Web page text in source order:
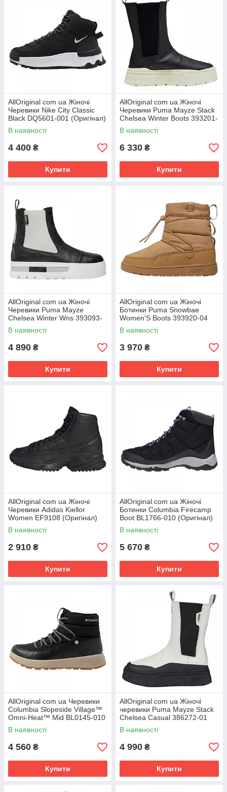
AllOriginal com ua Жіночі
Черевики Nike City Classic
Black DQ5601-001 (Оригінал)
РОЗМІРИ ЗАПИТУЙТЕ
В наявності
4 400 ₴
Купити
AllOriginal com ua Жіночі
Черевики Puma Mayze Stack
Chelsea Winter Boots 393201-
03 (Оригінал) РОЗМІРИ
В наявності
6 330 ₴
Купити
AllOriginal com ua Жіночі
Черевики Puma Mayze
Chelsea Winter Wns 393093-
02 (Оригінал) РОЗМІРИ
ЗАПИТУЙТЕ
В наявності
4 890 ₴
Купити
AllOriginal com ua Жіночі
Ботинки Puma Snowbae
Women'S Boots 393920-04
(Оригінал) РОЗМІРИ
ЗАПИТУЙТЕ
В наявності
3 970 ₴
Купити
AllOriginal com ua Жіночі
Черевики Adidas Kiellor
Women EF9108 (Оригінал)
РОЗМІРИ ЗАПИТУЙТЕ
В наявності
2 910 ₴
Купити
AllOriginal com ua Жіночі
Ботинки Columbia Firecamp
Boot BL1766-010 (Оригінал)
РОЗМІРИ ЗАПИТУЙТЕ
В наявності
5 670 ₴
Купити
AllOriginal com ua Черевики
Columbia Slopeside Village™
Omni-Heat™ Mid BL0145-010
(Оригінал) РОЗМІРИ
ЗАПИТУЙТЕ
В наявності
4 560 ₴
Купити
AllOriginal com ua Жіночі
черевики Puma Mayze Stack
Chelsea Casual 386272-01
(Оригінал) РОЗМІРИ
ЗАПИТУЙТЕ
В наявності
4 990 ₴
Купити